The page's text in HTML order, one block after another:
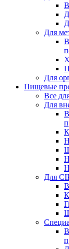
Для
Для
Пищевые
Все
Для
Для